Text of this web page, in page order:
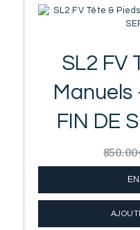
SL2 FV
FIN DE
850.00